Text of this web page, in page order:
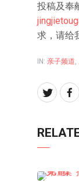
投稿及奉
求，请给
IN: 亲子频道,